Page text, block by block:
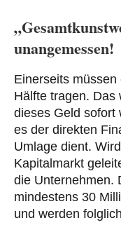
unangemessen!
Einerseits
Hälfte tragen. Das
dieses Geld sofort
es der direkten
Umlage dient.
Kapitalmarkt
die Unternehmen.
mindestens 30
und werden